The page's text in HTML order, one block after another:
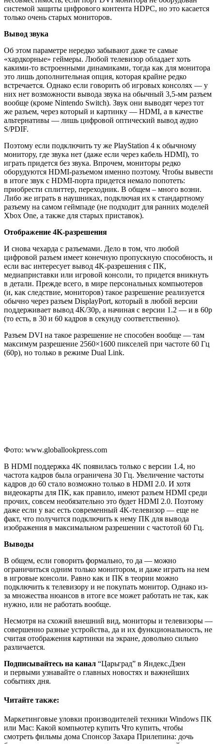
системой защиты цифрового контента HDPC, но это касается
только очень старых мониторов.
Вывод звука
Об этом параметре нередко забывают даже те самые
«хардкорные» геймеры. Любой телевизор обладает хоть
какими-то встроенными динамиками, тогда как для монитора
это лишь дополнительная опция, которая крайне редко
встречается. Однако если говорить об игровых консолях — у
них нет возможности вывода звука на обычный 3,5-мм разъем
вообще (кроме Nintendo Switch). Звук они выводят через тот
же разъем, через который и картинку — HDMI, а в качестве
альтернативы — лишь цифровой оптический вывод аудио
S/PDIF.
Поэтому если подключить ту же PlayStation 4 к обычному
монитору, где звука нет (даже если через кабель HDMI), то
играть придется без звука. Впрочем, мониторы редко
оборудуются HDMI-разъемом именно поэтому. Чтобы вывести
в итоге звук с HDMI-порта придется немало попотеть:
приобрести сплиттер, переходник. В общем – много возни.
Либо же играть в наушниках, подключая их к стандартному
разъему на самом геймпаде (не подходит для ранних моделей
Xbox One, а также для старых приставок).
Отображение 4K-разрешения
И снова чехарда с разъемами. Дело в том, что любой
цифровой разъем имеет конечную пропускную способность, и
если вас интересует вывод 4K-разрешения с ПК,
медиаприставки или игровой консоли, то придется вникнуть
в детали. Прежде всего, в мире персональных компьютеров
(и, как следствие, мониторов) такое разрешение реализуется
обычно через разъем DisplayPort, который в любой версии
поддерживает вывод 4K/30p, а начиная с версии 1.2 — и в 60p
(то есть, в 30 и 60 кадров в секунду соответственно).
Разъем DVI на такое разрешение не способен вообще — там
максимум разрешение 2560×1600 пикселей при частоте 60 Гц
(60p), но только в режиме Dual Link.
Фото: www.globallookpress.com
В HDMI поддержка 4K появилась только с версии 1.4, но
частота кадров была ограничена 30 Гц. Увеличение частоты
кадров до 60 стало возможно только в HDMI 2.0. И хотя
видеокарты для ПК, как правило, имеют разъем HDMI среди
прочих, совсем необязательно это будет HDMI 2.0. Поэтому
даже если у вас есть современный 4K-телевизор — еще не
факт, что получится подключить к нему ПК для вывода
изображения в максимальном разрешении с частотой 60 Гц.
Выводы
В общем, если говорить формально, то да — можно
ограничиться одним только монитором, и даже играть на нем
в игровые консоли. Равно как и ПК в теории можно
подключить к телевизору и не покупать монитор. Однако из-
за множества нюансов в итоге все может работать не так, как
нужно, или не работать вообще.
Несмотря на схожий внешний вид, мониторы и телевизоры —
совершенно разные устройства, да и их функциональность, не
считая отображения картинки на экране, довольно сильно
различается.
Подписывайтесь на канал “Царьград” в Яндекс.Дзен
и первыми узнавайте о главных новостях и важнейших
событиях дня.
Читайте также:
Маркетинговые уловки производителей техники Windows ПК
или Mac: Какой компьютер купить Что купить, чтобы
смотреть фильмы дома Спонсор Захара Прилепина: дочь